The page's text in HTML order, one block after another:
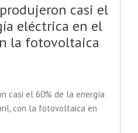
casi el
eléctrica en el
la fotovoltaica
casi el 60% de la energía
con la fotovoltaica en